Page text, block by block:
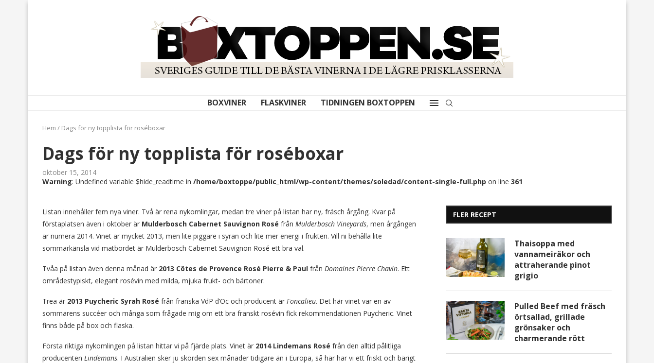
BOXVINER FLASKVINER TIDNINGEN BOXTOPPEN
Hem / Dags för ny topplista för roséboxar
Dags för ny topplista för roséboxar
oktober 15, 2014
Warning: Undefined variable $hide_readtime in /home/boxtoppe/public_html/wp-content/themes/soledad/content-single-full.php on line 361
Listan innehåller fem nya viner. Två är rena nykomlingar, medan tre viner på listan har ny, fräsch årgång. Kvar på
förstaplatsen även i oktober är Mulderbosch Cabernet Sauvignon Rosé från Mulderbosch Vineyards, men årgången
är numera 2014. Vinet är mycket 2013, men lite piggare i syran och lite mer energi i frukten. Vill ni behålla lite
sommarkänsla vid matbordet är Mulderbosch Cabernet Sauvignon Rosé ett bra val.
Tvåa på listan även denna månad är 2013 Côtes de Provence Rosé Pierre & Paul från Domaines Pierre Chavin. Ett
områdestypiskt, elegant rosévin med milda, mjuka frukt- och bärtoner.
Trea är 2013 Puycheric Syrah Rosé från franska VdP d’Oc och producent är Foncalieu. Det här vinet var en av
sommarens succéer och många som frågade mig om ett bra franskt rosévin fick rekommendationen Puycheric. Vinet
finns både på box och flaska.
Första riktiga nykomlingen på listan hittar vi på fjärde plats. Vinet är 2014 Lindemans Rosé från den alltid pålitliga
producenten Lindemans. I Australien sker ju skörden sex månader tidigare än i Europa, så här har vi ett friskt och bärigt
FLER RECEPT
Thaisoppa med
vannameiräkor och
attraherande pinot
grigio
Pulled Beef med fräsch
örtsallad, grillade
grönsaker och
charmerande rött